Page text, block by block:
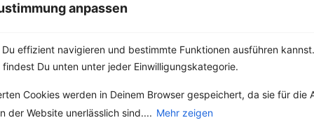
anpassen
effizient navigieren und bestimmte Funktionen ausführen
Du unten unter jeder Einwilligungskategorie.
Cookies werden in Deinem Browser gespeichert, da sie für die
der Website unerlässlich sind.... Mehr zeigen
Zwiebel –
Natürliches
„Wunder“-
Heilmittel
Pflanzenart und gehört
zu der Gattung Lauch.
Dill und seine
„magische“
war der Dill sehr
beliebt und ihm wurde